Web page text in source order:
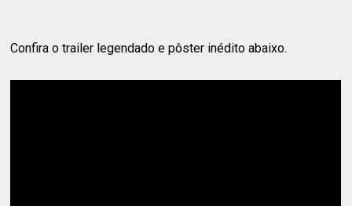
Confira o trailer legendado e pôster inédito abaixo.